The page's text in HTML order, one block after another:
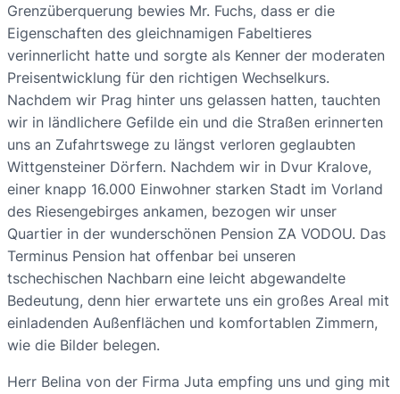
Grenzüberquerung bewies Mr. Fuchs, dass er die
Eigenschaften des gleichnamigen Fabeltieres
verinnerlicht hatte und sorgte als Kenner der moderaten
Preisentwicklung für den richtigen Wechselkurs.
Nachdem wir Prag hinter uns gelassen hatten, tauchten
wir in ländlichere Gefilde ein und die Straßen erinnerten
uns an Zufahrtswege zu längst verloren geglaubten
Wittgensteiner Dörfern. Nachdem wir in Dvur Kralove,
einer knapp 16.000 Einwohner starken Stadt im Vorland
des Riesengebirges ankamen, bezogen wir unser
Quartier in der wunderschönen Pension ZA VODOU. Das
Terminus Pension hat offenbar bei unseren
tschechischen Nachbarn eine leicht abgewandelte
Bedeutung, denn hier erwartete uns ein großes Areal mit
einladenden Außenflächen und komfortablen Zimmern,
wie die Bilder belegen.
Herr Belina von der Firma Juta empfing uns und ging mit